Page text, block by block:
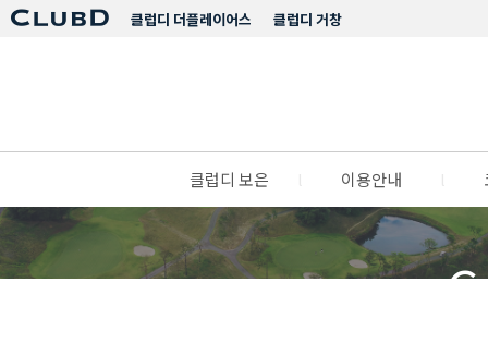
클럽디 거창
클럽디 더플레이어스
클럽디 보은 이용안내